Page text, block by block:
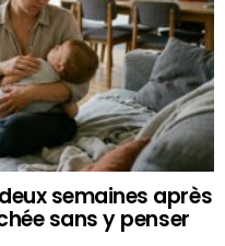
semaines après
sans y penser